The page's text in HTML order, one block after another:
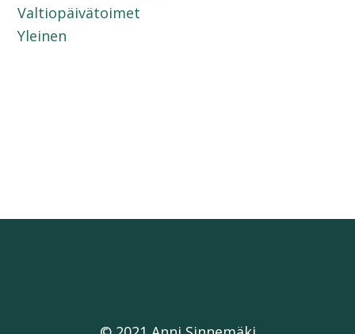
Valtiopäivätoimet
Yleinen